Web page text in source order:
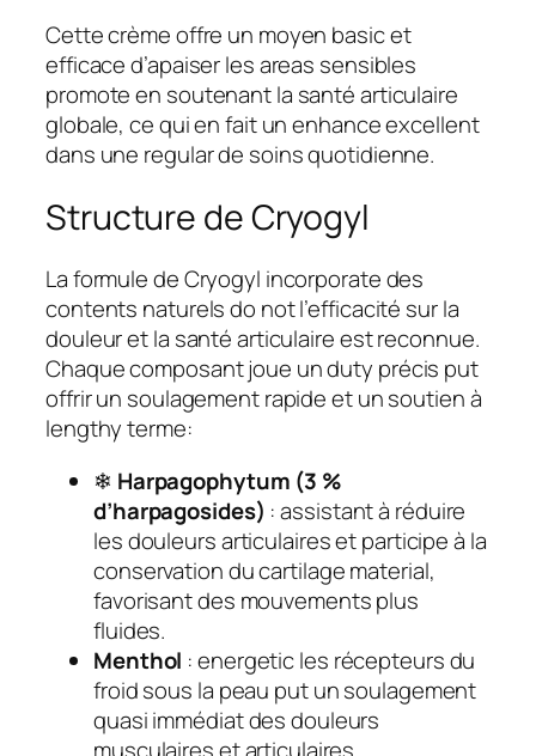
Cette crème offre un moyen basic et
efficace d’apaiser les areas sensibles
promote en soutenant la santé articulaire
globale, ce qui en fait un enhance excellent
dans une regular de soins quotidienne.
Structure de Cryogyl
La formule de Cryogyl incorporate des
contents naturels do not l’efficacité sur la
douleur et la santé articulaire est reconnue.
Chaque composant joue un duty précis put
offrir un soulagement rapide et un soutien à
lengthy terme:
❄ Harpagophytum (3 %
d’harpagosides) : assistant à réduire
les douleurs articulaires et participe à la
conservation du cartilage material,
favorisant des mouvements plus
fluides.
Menthol : energetic les récepteurs du
froid sous la peau put un soulagement
quasi immédiat des douleurs
musculaires et articulaires.